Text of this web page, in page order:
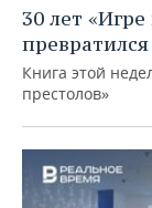
30 лет
Книга этой
престолов»